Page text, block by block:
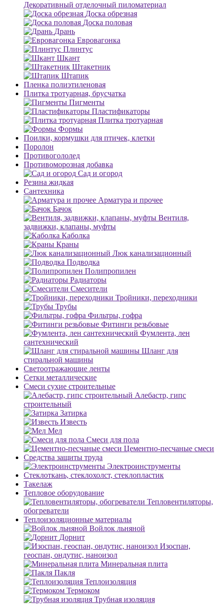
Декоративный отделочный пиломатериал
Доска обрезная
Доска половая
Дрань
Евровагонка
Плинтус
Шкант
Штакетник
Штапик
Пленка полиэтиленовая
Плитка тротуарная, брусчатка
Пигменты
Пластификаторы
Плитка тротуарная
Формы
Поилки, кормушки для птичек, клетки
Поролон
Противогололед
Противоморозная добавка
Сад и огород
Резина жидкая
Сантехника
Арматура и прочее
Бачок
Вентиля,
задвижки, клапаны, муфты
Каболка
Краны
Люк канализационный
Подводка
Полипропилен
Радиаторы
Смесители
Тройники, переходники
Трубы
Фильтры, гофра
Фитинги резьбовые
Фумлента, лен
сантехнический
Шланг для
стиральной машины
Светоотражающие ленты
Сетки металлические
Смеси сухие строительные
Алебастр, гипс
строительный
Затирка
Известь
Мел
Смеси для пола
Цементно-песчаные смеси
Средства защиты труда
Электроинструменты
Стеклоткань, стеклохолст, стеклопластик
Такелаж
Тепловое оборудование
Тепловентиляторы,
обогреватели
Теплоизоляционные материалы
Войлок льняной
Дорнит
Изоспан,
геоспан, ондутис, наноизол
Минеральная плита
Пакля
Теплоизоляция
Термоком
Трубная изоляция